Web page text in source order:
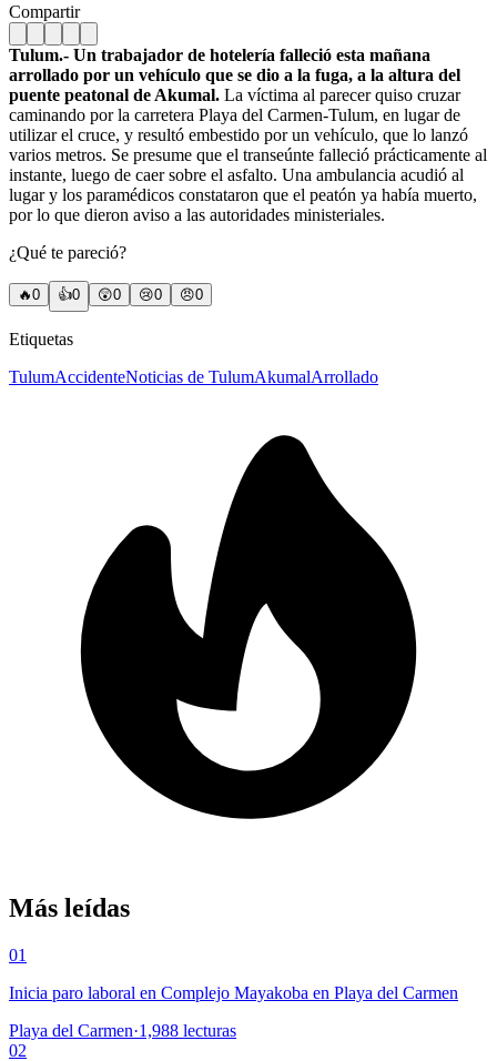
Compartir
Tulum.- Un trabajador de hotelería falleció esta mañana
arrollado por un vehículo que se dio a la fuga, a la altura del
puente peatonal de Akumal. La víctima al parecer quiso cruzar
caminando por la carretera Playa del Carmen-Tulum, en lugar de
utilizar el cruce, y resultó embestido por un vehículo, que lo lanzó
varios metros. Se presume que el transeúnte falleció prácticamente al
instante, luego de caer sobre el asfalto. Una ambulancia acudió al
lugar y los paramédicos constataron que el peatón ya había muerto,
por lo que dieron aviso a las autoridades ministeriales.
¿Qué te pareció?
🔥0 👍0 😲0 😢0 😠0
Etiquetas
TulumAccidenteNoticias de TulumAkumalArrollado
Más leídas
01
Inicia paro laboral en Complejo Mayakoba en Playa del Carmen
Playa del Carmen·1,988 lecturas
02